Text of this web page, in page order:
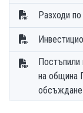
Разходи
на община
обсъждане